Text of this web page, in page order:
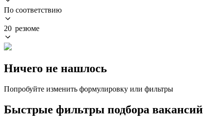
По соответствию
20 резюме
Ничего не нашлось
Попробуйте изменить формулировку или фильтры
Быстрые фильтры подбора вакансий